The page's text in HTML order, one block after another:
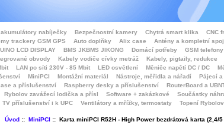
nabíječky Bezpečnostní kamery Chytrá smart klika CNC
trackery GSM GPS Auto doplňky Alix case Antény a kompletní
LCD DISPLAY BMS JKBMS JIKONG Domácí potřeby GSM
obvody Kabely vodiče cívky metráž Kabely, pigtaily, redukce
LAN po síti 230V - 85 Mbit LED osvětlení Měniče napětí DC / DC
MiniPCI Montážní materiál Nástroje, měřidla a nářadí Pájecí
a příslušenství Raspberry desky a příslušenství RouterBoard a
Rybolov zavážecí lodička a přísl Software + zakázkové Součástky
TV příslušenství i k UPC Ventilátory a mřížky, termostaty Topení
Úvod:: MiniPCI:: Karta miniPCI R52H - High Power bezdrátová karta (2,4/5